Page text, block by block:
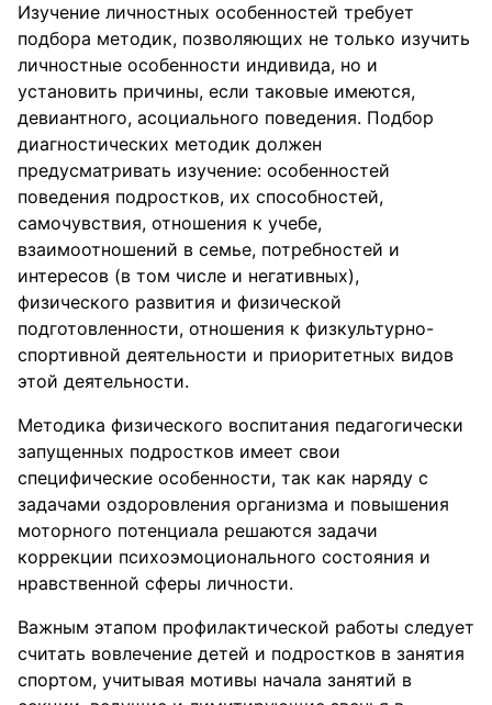
Изучение личностных особенностей требует
подбора методик, позволяющих не только изучить
личностные особенности индивида, но и
установить причины, если таковые имеются,
девиантного, асоциального поведения. Подбор
диагностических методик должен
предусматривать изучение: особенностей
поведения подростков, их способностей,
самочувствия, отношения к учебе,
взаимоотношений в семье, потребностей и
интересов (в том числе и негативных),
физического развития и физической
подготовленности, отношения к физкультурно-
спортивной деятельности и приоритетных видов
этой деятельности.
Методика физического воспитания педагогически
запущенных подростков имеет свои
специфические особенности, так как наряду с
задачами оздоровления организма и повышения
моторного потенциала решаются задачи
коррекции психоэмоционального состояния и
нравственной сферы личности.
Важным этапом профилактической работы следует
считать вовлечение детей и подростков в занятия
спортом, учитывая мотивы начала занятий в